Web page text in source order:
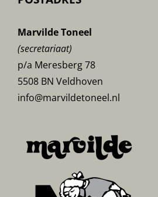
Marvilde Toneel
(secretariaat)
p/a Meresberg 78
5508 BN Veldhoven
info@marvildetoneel.nl